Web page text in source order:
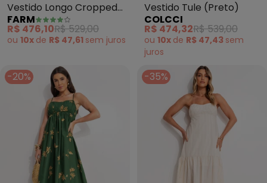
Vestido Longo Cropped
Daniela (Preto)
FARM
R$ 476,10R$ 529,00
ou 10x de R$ 47,61 sem juros
Vestido Tule (Preto)
COLCCI
R$ 474,32R$ 539,00
ou 10x de R$ 47,43 sem
juros
-20% -35%